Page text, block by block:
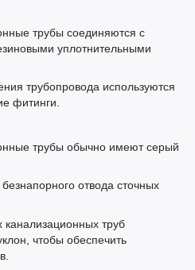
трубы соединяются с
уплотнительными
трубопровода используются
фитинги.
трубы обычно имеют серый
отвода сточных
труб
чтобы обеспечить